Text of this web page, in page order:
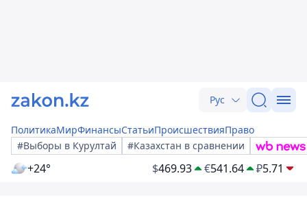
Рус
ПолитикаМирФинансыСтатьиПроисшествияПраво
#Выборы в Курултай
#Казахстан в сравнении
+24° $469.93 €541.64 ₽5.71